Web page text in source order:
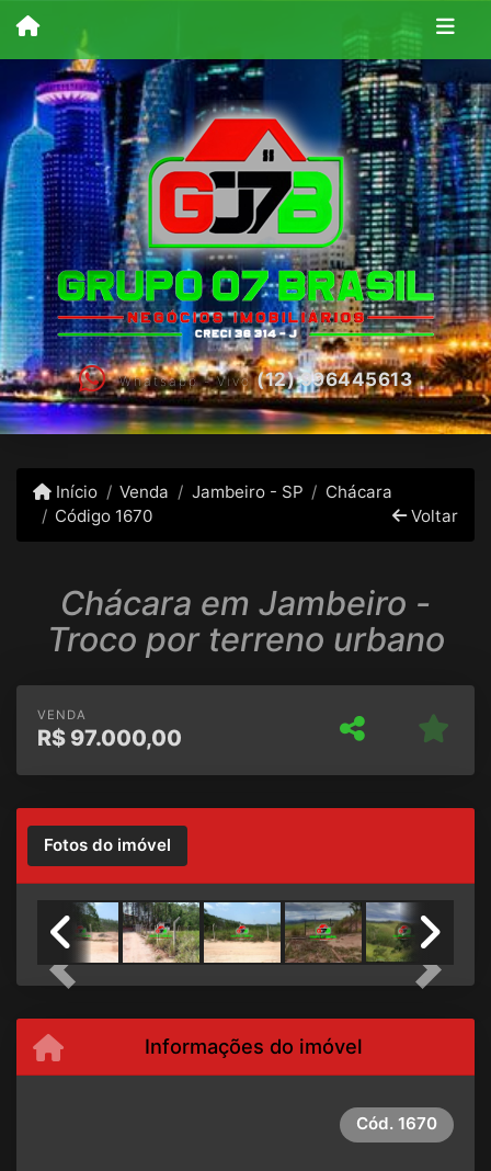
Whatsapp - Vivo(12) 996445613
Início Venda Jambeiro - SP
Chácara
Código 1670
Voltar
Chácara em Jambeiro -
Troco por terreno urbano
VENDA
R$ 97.000,00
Fotos do imóvel
Previous Next
Informações do imóvel
Cód. 1670